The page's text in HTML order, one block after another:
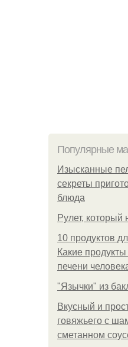
Популярные
Изысканные
секреты
блюда
Рулет, который
10 продуктов
Какие
печени
"Язычки" из
Вкусный и
говяжьего с
сметанном